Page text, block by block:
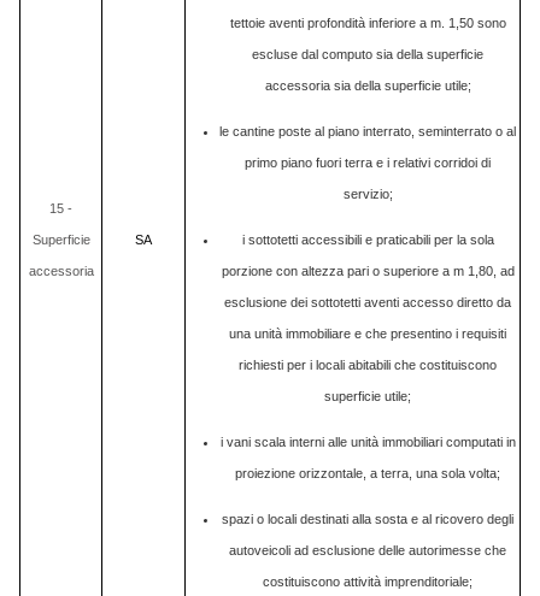
15 -
Superficie
accessoria
SA
tettoie aventi profondità inferiore a m. 1,50 sono
escluse dal computo sia della superficie
accessoria sia della superficie utile;
le cantine poste al piano interrato, seminterrato o al
primo piano fuori terra e i relativi corridoi di
servizio;
i sottotetti accessibili e praticabili per la sola
porzione con altezza pari o superiore a m 1,80, ad
esclusione dei sottotetti aventi accesso diretto da
una unità immobiliare e che presentino i requisiti
richiesti per i locali abitabili che costituiscono
superficie utile;
i vani scala interni alle unità immobiliari computati in
proiezione orizzontale, a terra, una sola volta;
spazi o locali destinati alla sosta e al ricovero degli
autoveicoli ad esclusione delle autorimesse che
costituiscono attività imprenditoriale;